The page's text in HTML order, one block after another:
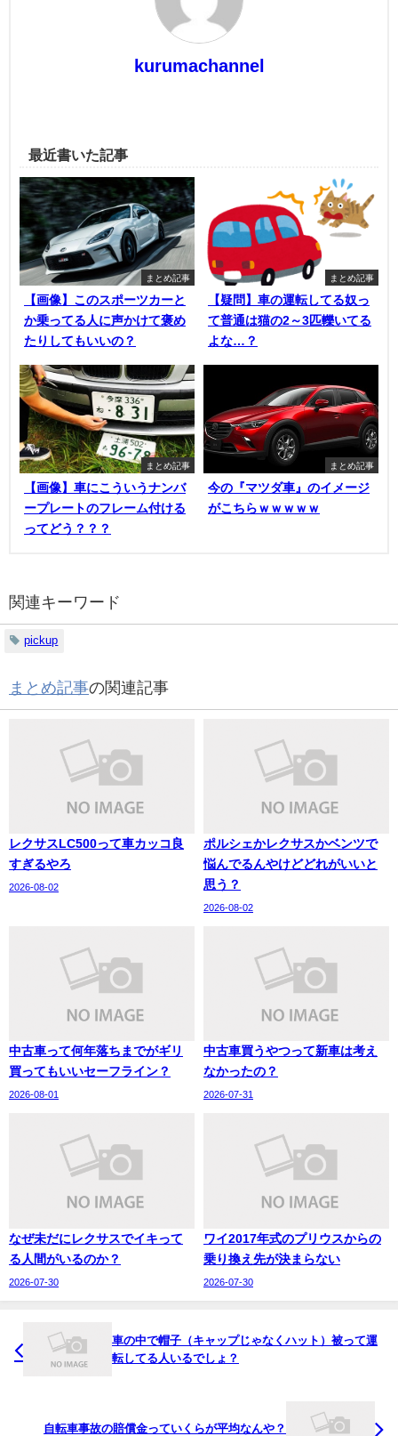
kurumachannel
最近書いた記事
まとめ記事
【画像】このスポーツカーと
か乗ってる人に声かけて褒め
たりしてもいいの？
まとめ記事
【疑問】車の運転してる奴っ
て普通は猫の2～3匹轢いてる
よな…？
まとめ記事
【画像】車にこういうナンバ
ープレートのフレーム付ける
ってどう？？？
まとめ記事
今の『マツダ車』のイメージ
がこちらｗｗｗｗｗ
関連キーワード
pickup
まとめ記事の関連記事
レクサスLC500って車カッコ良
すぎるやろ
2026-08-02
ポルシェかレクサスかベンツで
悩んでるんやけどどれがいいと
思う？
2026-08-02
中古車って何年落ちまでがギリ
買ってもいいセーフライン？
2026-08-01
中古車買うやつって新車は考え
なかったの？
2026-07-31
なぜ未だにレクサスでイキって
る人間がいるのか？
2026-07-30
ワイ2017年式のプリウスからの
乗り換え先が決まらない
2026-07-30
車の中で帽子（キャップじゃなくハット）被って運
転してる人いるでしょ？
自転車事故の賠償金っていくらが平均なんや？